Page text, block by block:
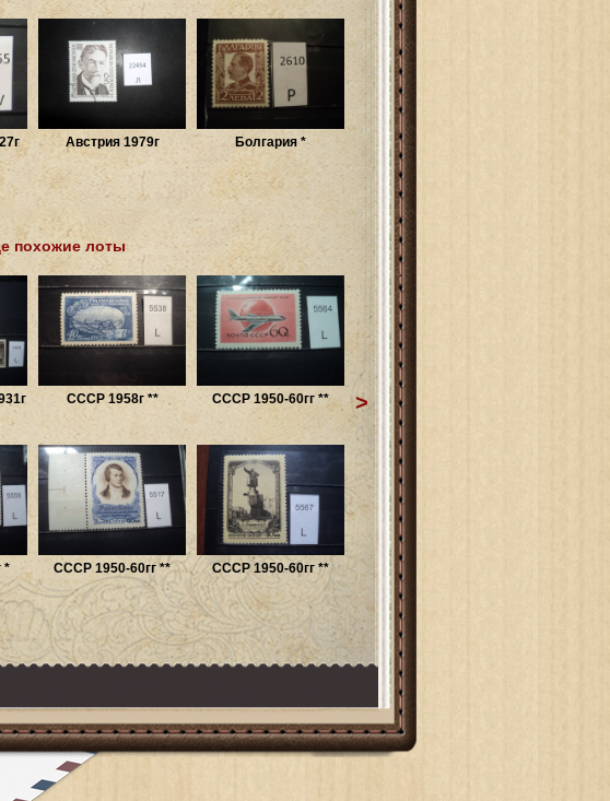
Австрия 1979г Болгария *
похожие лоты
СССР 1958г ** СССР 1950-60гг **
* СССР 1950-60гг ** СССР 1950-60гг **
>